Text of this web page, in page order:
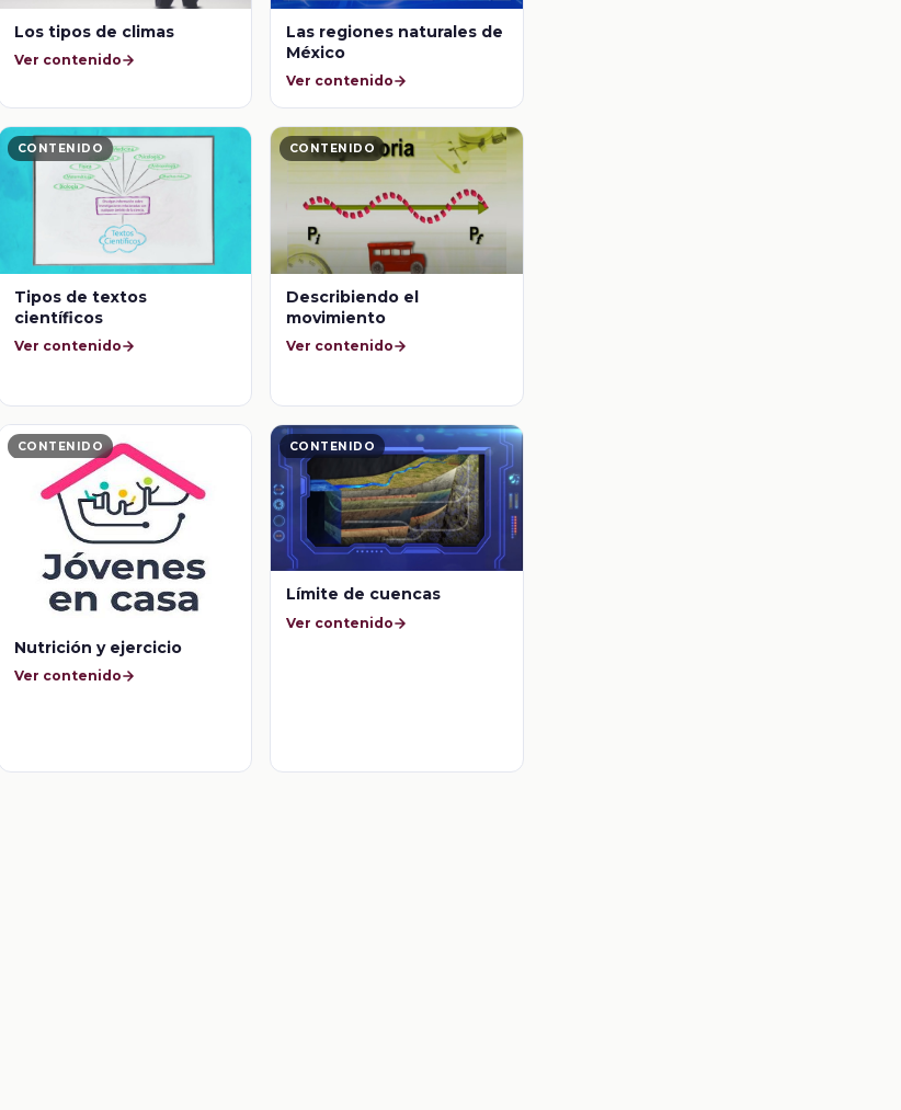
Los tipos de climas
Ver contenido
Las regiones naturales de
México
Ver contenido
CONTENIDO
Tipos de textos
científicos
Ver contenido
CONTENIDO
Describiendo el
movimiento
Ver contenido
CONTENIDO
Nutrición y ejercicio
Ver contenido
CONTENIDO
Límite de cuencas
Ver contenido